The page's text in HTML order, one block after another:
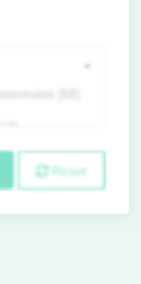
Reset